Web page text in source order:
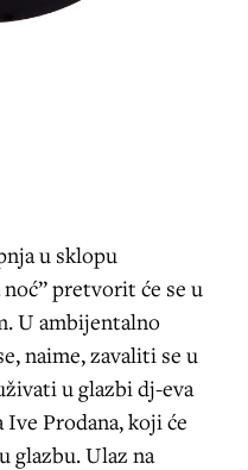
u sklopu
pretvorit će se u
U ambijentalno
naime, zavaliti se u
u glazbi dj-eva
Prodana, koji će
glazbu. Ulaz na